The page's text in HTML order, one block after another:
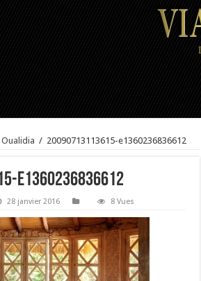
Oualidia / 20090713113615-e1360236836612
e1360236836612
28 janvier 2016 8 Vues